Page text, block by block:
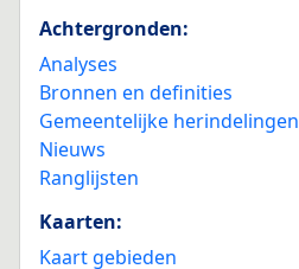
Achtergronden:
Analyses
Bronnen en definities
Gemeentelijke herindelingen
Nieuws
Ranglijsten
Kaarten:
Kaart gebieden